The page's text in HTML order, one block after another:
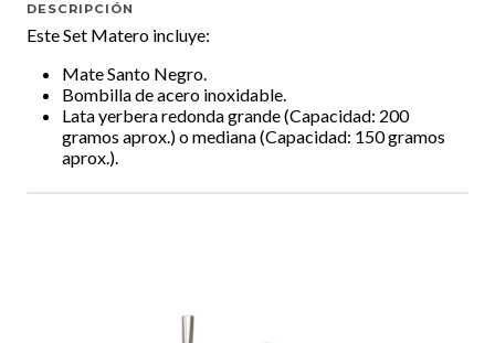
DESCRIPCIÓN
Este Set Matero incluye:
Mate Santo Negro.
Bombilla de acero inoxidable.
Lata yerbera redonda grande (Capacidad: 200
gramos aprox.) o mediana (Capacidad: 150 gramos
aprox.).